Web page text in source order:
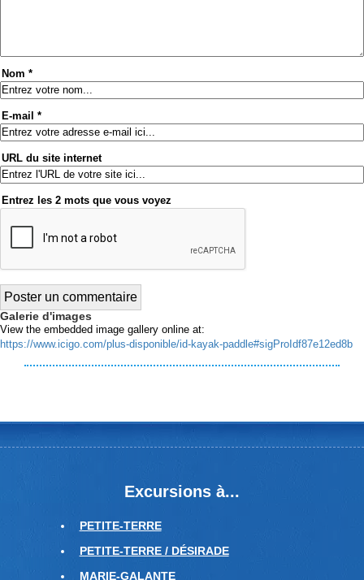
Nom *
E-mail *
URL du site internet
Entrez les 2 mots que vous voyez
Galerie d'images
View the embedded image gallery online at:
https://www.icigo.com/plus-disponible/id-kayak-paddle#sigProIdf87e12ed8b
Excursions à...
PETITE-TERRE
PETITE-TERRE / DÉSIRADE
MARIE-GALANTE